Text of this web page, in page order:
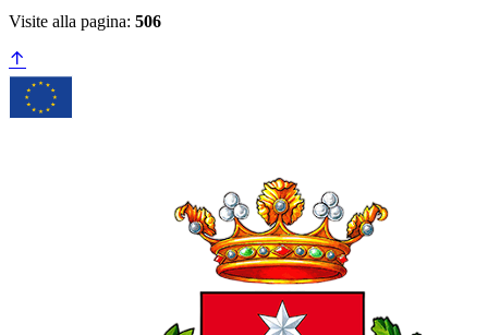
Visite alla pagina: 506